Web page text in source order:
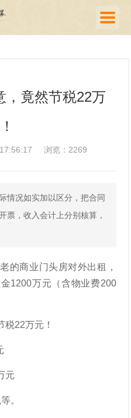
账
户
闻
们
才
，竟然节税22万
浏览：2269
情况如实加以区分，把合同
票，收入会计上分别核算，
的商业门头房对外出租，
1200万元（含物业费200
元
。